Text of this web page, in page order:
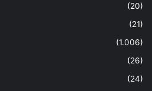
(20)
(21)
(1.006)
(26)
(24)